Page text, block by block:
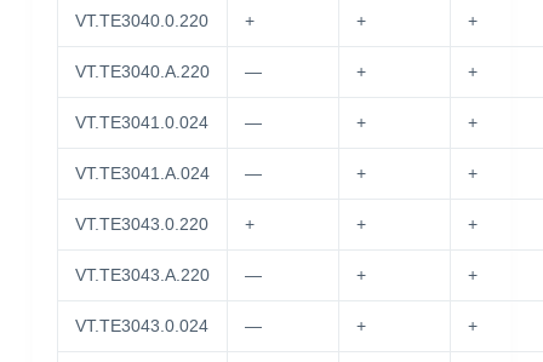
VT.TE3040.0.220 + + +
VT.TE3040.A.220 — + +
VT.TE3041.0.024 — + +
VT.TE3041.A.024 — + +
VT.TE3043.0.220 + + +
VT.TE3043.A.220 — + +
VT.TE3043.0.024 — + +